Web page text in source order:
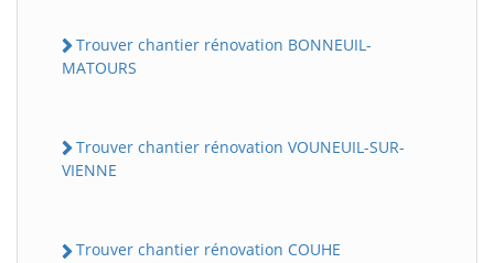
Trouver chantier rénovation BONNEUIL-
MATOURS
Trouver chantier rénovation VOUNEUIL-SUR-
VIENNE
Trouver chantier rénovation COUHE